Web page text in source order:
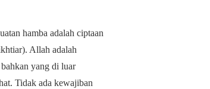
hamba adalah ciptaan
Allah adalah
yang di luar
Tidak ada kewajiban